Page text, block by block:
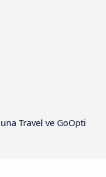
Travel ve GoOpti